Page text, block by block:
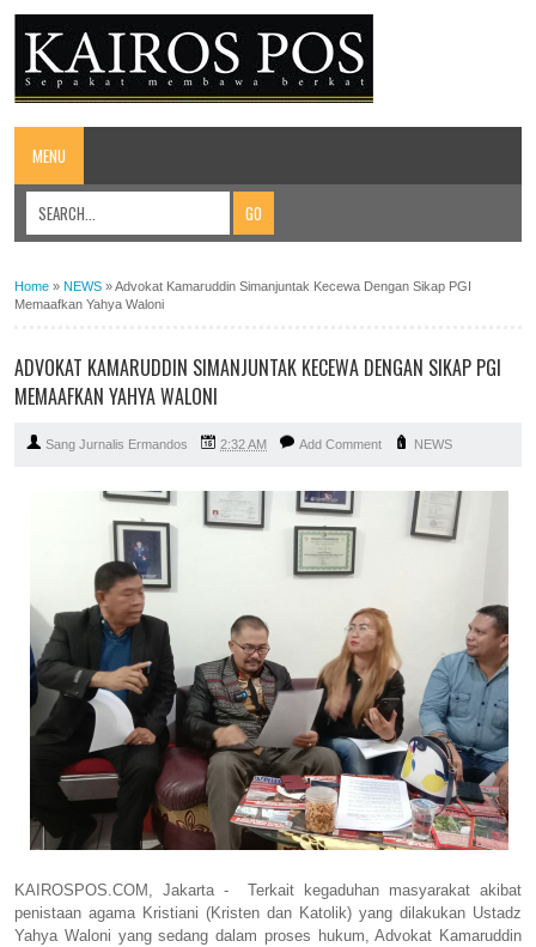
MENU
Home » NEWS »Advokat Kamaruddin Simanjuntak Kecewa Dengan Sikap PGI
Memaafkan Yahya Waloni
ADVOKAT KAMARUDDIN SIMANJUNTAK KECEWA DENGAN SIKAP PGI
MEMAAFKAN YAHYA WALONI
Sang Jurnalis Ermandos 2:32 AM Add Comment NEWS
KAIROSPOS.COM, Jakarta - Terkait kegaduhan masyarakat akibat
penistaan agama Kristiani (Kristen dan Katolik) yang dilakukan Ustadz
Yahya Waloni yang sedang dalam proses hukum, Advokat Kamaruddin